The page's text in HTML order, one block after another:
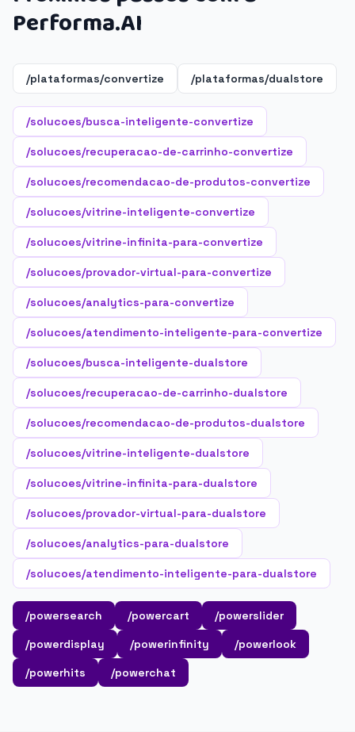
Performa.AI
/plataformas/convertize /plataformas/dualstore
/solucoes/busca-inteligente-convertize
/solucoes/recuperacao-de-carrinho-convertize
/solucoes/recomendacao-de-produtos-convertize
/solucoes/vitrine-inteligente-convertize
/solucoes/vitrine-infinita-para-convertize
/solucoes/provador-virtual-para-convertize
/solucoes/analytics-para-convertize
/solucoes/atendimento-inteligente-para-convertize
/solucoes/busca-inteligente-dualstore
/solucoes/recuperacao-de-carrinho-dualstore
/solucoes/recomendacao-de-produtos-dualstore
/solucoes/vitrine-inteligente-dualstore
/solucoes/vitrine-infinita-para-dualstore
/solucoes/provador-virtual-para-dualstore
/solucoes/analytics-para-dualstore
/solucoes/atendimento-inteligente-para-dualstore
/powersearch /powercart
/powerslider
/powerdisplay
/powerinfinity
/powerlook
/powerhits
/powerchat